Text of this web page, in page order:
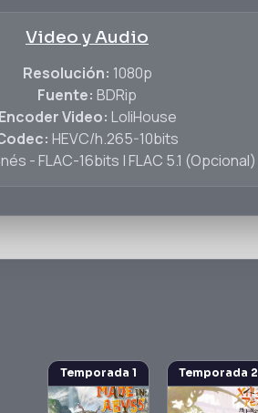
Video y Audio
Resolución: 1080p
Fuente: BDRip
Encoder Video: LoliHouse
HEVC/h.265-10bits
- FLAC-16bits | FLAC 5.1 (Opcional)
Temporada 1 Temporada 2